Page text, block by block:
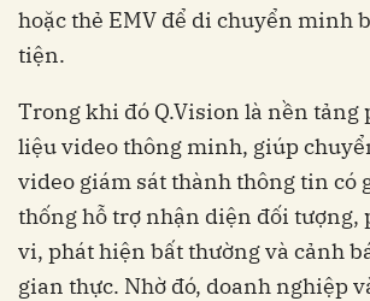
hoặc thẻ EMV để di chuyển minh
tiện.
Trong khi đó Q.Vision là nền tảng
liệu video thông minh, giúp
video giám sát thành thông tin có
thống hỗ trợ nhận diện đối tượng,
vi, phát hiện bất thường và cảnh
gian thực. Nhờ đó, doanh nghiệp